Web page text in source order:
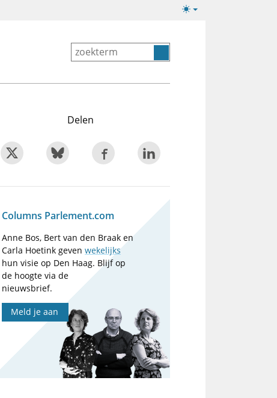
Lichte/donkere
Delen
Columns Parlement.com
Anne Bos, Bert van den Braak en
Carla Hoetink gevenwekelijks
hun visie op Den Haag. Blijf op
de hoogte via de
nieuwsbrief.
Meld je aan